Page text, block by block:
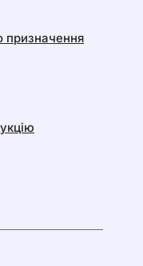
призначення